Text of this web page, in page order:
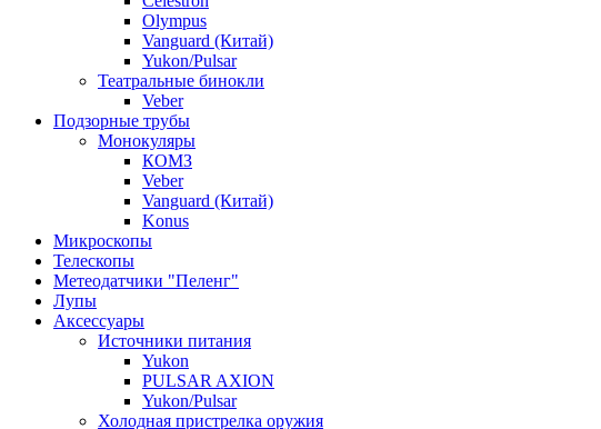
Olympus
Vanguard (Китай)
Yukon/Pulsar
Театральные бинокли
Veber
Подзорные трубы
Монокуляры
КОМЗ
Veber
Vanguard (Китай)
Konus
Микроскопы
Телескопы
Метеодатчики "Пеленг"
Лупы
Аксессуары
Источники питания
Yukon
PULSAR AXION
Yukon/Pulsar
Холодная пристрелка оружия